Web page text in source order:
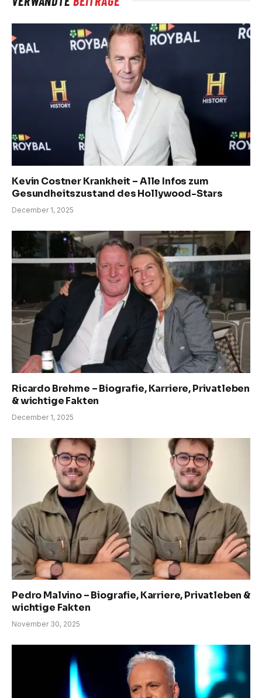
Kevin Costner Krankheit – Alle Infos zum
Gesundheitszustand des Hollywood-Stars
December 1, 2025
Ricardo Brehme – Biografie, Karriere, Privatleben
& wichtige Fakten
December 1, 2025
Pedro Malvino – Biografie, Karriere, Privatleben &
wichtige Fakten
November 30, 2025